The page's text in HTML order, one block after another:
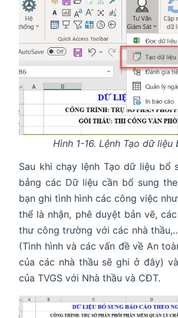
Hình 1-16. Lệnh Tạo dữ liệu
Sau khi chạy lệnh Tạo dữ liệu bổ
bảng các Dữ liệu cần bổ sung
bạn ghi tình hình các công việc
thể là nhận, phê duyệt bản vẽ,
thư công trường với các nhà
(Tình hình và các vấn đề về An
của các nhà thầu sẽ ghi ở đây)
của TVGS với Nhà thầu và CĐT.